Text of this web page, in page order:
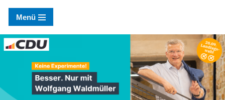
Zum
Inhalt
springen
Menü